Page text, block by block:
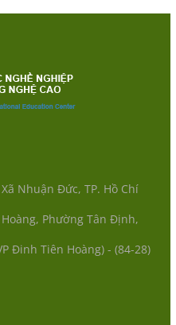
Nhuận Đức, TP. Hồ Chí
Phường Tân Định,
Đinh Tiên Hoàng) - (84-28)